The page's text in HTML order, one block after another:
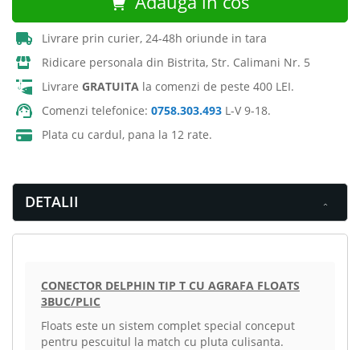
Livrare prin curier, 24-48h oriunde in tara
Ridicare personala din Bistrita, Str. Calimani Nr. 5
Livrare GRATUITA la comenzi de peste 400 LEI.
Comenzi telefonice: 0758.303.493 L-V 9-18.
Plata cu cardul, pana la 12 rate.
DETALII
CONECTOR DELPHIN TIP T CU AGRAFA FLOATS
3BUC/PLIC
Floats este un sistem complet special conceput
pentru pescuitul la match cu pluta culisanta.